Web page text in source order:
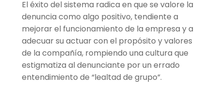
El éxito del sistema radica en que se valore la
denuncia como algo positivo, tendiente a
mejorar el funcionamiento de la empresa y a
adecuar su actuar con el propósito y valores
de la compañía, rompiendo una cultura que
estigmatiza al denunciante por un errado
entendimiento de “lealtad de grupo”.